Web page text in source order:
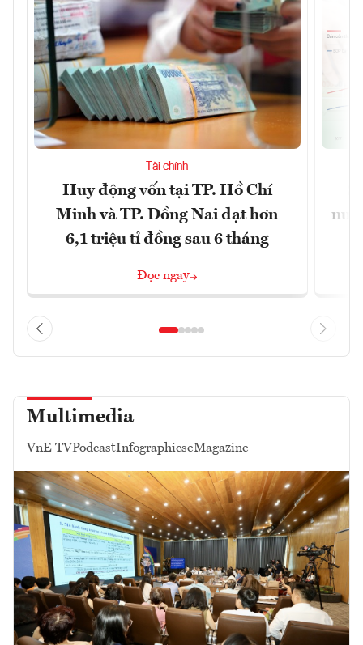
Tài chính
Huy động vốn tại TP. Hồ Chí
Minh và TP. Đồng Nai đạt hơn
6,1 triệu tỉ đồng sau 6 tháng
Đọc ngay
Multimedia
VnE TVPodcastInfographicseMagazine